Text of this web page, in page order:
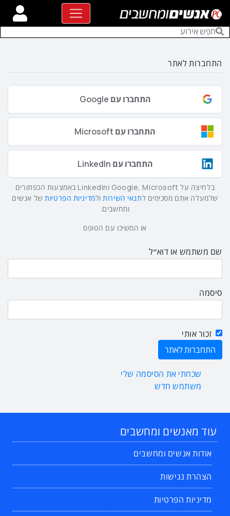
התחברות לאתר
התחברו עם Google
התחברו עם Microsoft
התחברו עם LinkedIn
בלחיצה על Google, Microsoft וLinkedIn באמצעות הכפתורים
שלמעלה אתם מסכימים לתנאי השירותולמדיניות הפרטיותשל אנשים
ומחשבים.
או המשיכו עם הטופס
שם משתמש או דוא״ל
סיסמה
זכור אותי
שכחתי את הסיסמה שלי
משתמש חדש
עוד מאנשים ומחשבים
אודות אנשים ומחשבים
הצהרת נגישות
מדיניות הפרטיות